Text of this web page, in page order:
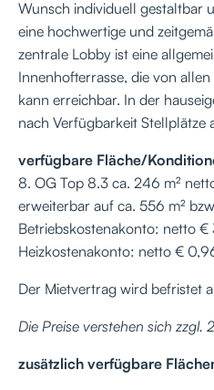
Wunsch individuell gestaltbar
eine hochwertige und
zentrale Lobby ist eine
Innenhofterrasse, die von
kann erreichbar. In der
nach Verfügbarkeit Stellplätze
verfügbare Fläche/
8. OG Top 8.3 ca. 246 m²
erweiterbar auf ca. 556 m²
Betriebskostenakonto: netto €
Heizkostenakonto: netto €
Der Mietvertrag wird befristet
Die Preise verstehen sich zzgl.
zusätzlich verfügbare